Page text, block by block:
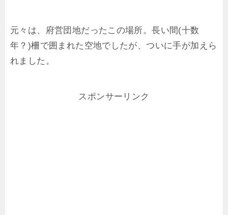
元々は、府営団地だったこの場所。長い間(十数
年？)柵で囲まれた空地でしたが、ついに手が加えら
れました。
スポンサーリンク